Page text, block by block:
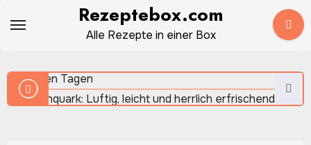
Inhalt
Rezeptebox.com
Alle Rezepte in einer Box
Moussaka: So gelingt der mediterrane Auflauf besonders
saftig und aromatisch
Orangenquark: Luftig, leicht und herrlich erfrischend an